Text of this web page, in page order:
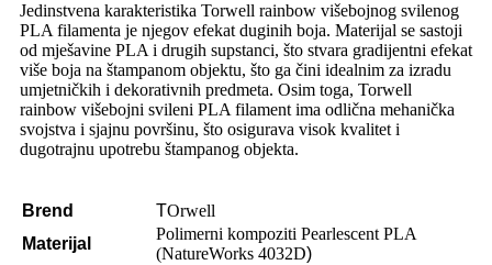
Jedinstvena karakteristika Torwell rainbow višebojnog svilenog
PLA filamenta je njegov efekat duginih boja. Materijal se sastoji
od mješavine PLA i drugih supstanci, što stvara gradijentni efekat
više boja na štampanom objektu, što ga čini idealnim za izradu
umjetničkih i dekorativnih predmeta. Osim toga, Torwell
rainbow višebojni svileni PLA filament ima odlična mehanička
svojstva i sjajnu površinu, što osigurava visok kvalitet i
dugotrajnu upotrebu štampanog objekta.
Brend TOrwell
Materijal
Polimerni kompoziti Pearlescent PLA
(NatureWorks 4032D)